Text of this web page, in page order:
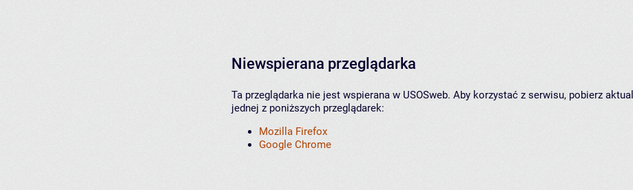
Niewspierana przeglądarka
Ta przeglądarka nie jest wspierana w USOSweb. Aby korzystać z serwisu, pobierz
jednej z poniższych przeglądarek:
Mozilla Firefox
Google Chrome